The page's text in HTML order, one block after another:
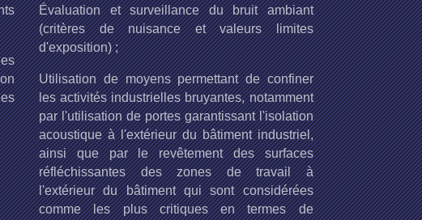
Évaluation et surveillance du bruit ambiant
(critères de nuisance et valeurs limites
d'exposition) ;
Utilisation de moyens permettant de confiner
les activités industrielles bruyantes, notamment
par l'utilisation de portes garantissant l'isolation
acoustique à l'extérieur du bâtiment industriel,
ainsi que par le revêtement des surfaces
réfléchissantes des zones de travail à
l'extérieur du bâtiment qui sont considérées
comme les plus critiques en termes de